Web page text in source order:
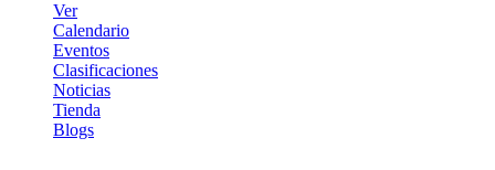
Ver
Calendario
Eventos
Clasificaciones
Noticias
Tienda
Blogs